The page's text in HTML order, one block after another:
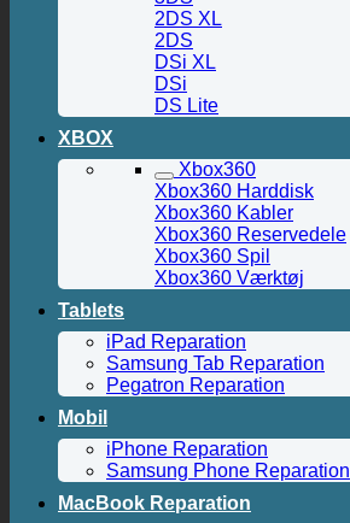
2DS XL
2DS
DSi XL
DSi
DS Lite
XBOX
Xbox360
Xbox360 Harddisk
Xbox360 Kabler
Xbox360 Reservedele
Xbox360 Spil
Xbox360 Værktøj
Tablets
iPad Reparation
Samsung Tab Reparation
Pegatron Reparation
Mobil
iPhone Reparation
Samsung Phone Reparation
MacBook Reparation